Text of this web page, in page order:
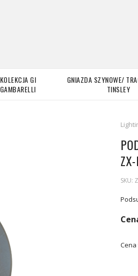
KOLEKCJA GI
GAMBARELLI
GNIAZDA SZYNOWE/
TINSLEY
SKU: